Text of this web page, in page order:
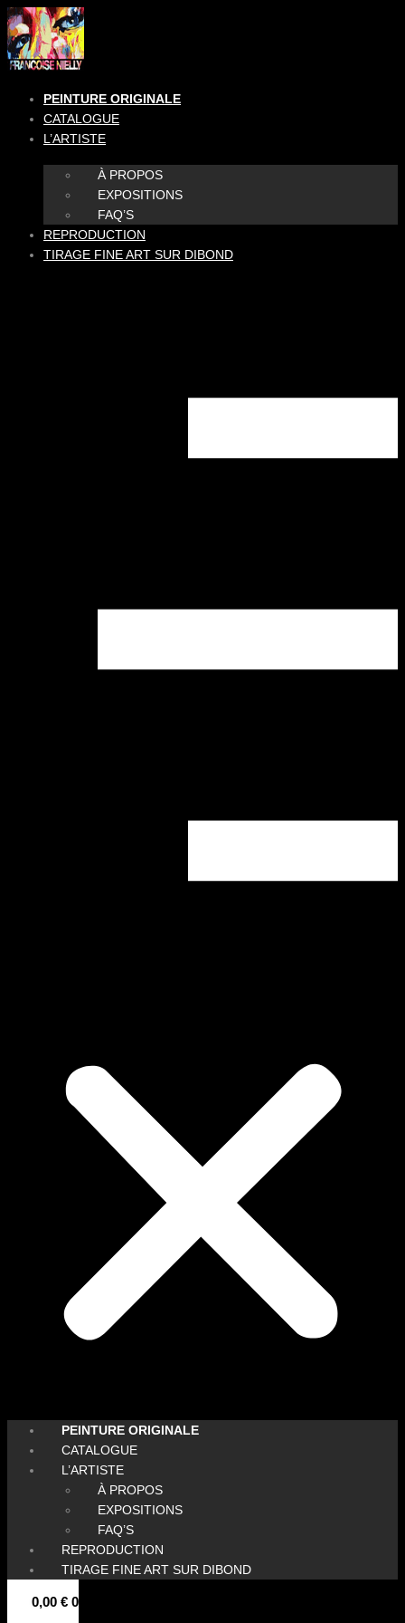
Aller
au
contenu
PEINTURE ORIGINALE
CATALOGUE
L’ARTISTE
À PROPOS
EXPOSITIONS
FAQ’S
REPRODUCTION
TIRAGE FINE ART SUR DIBOND
PEINTURE ORIGINALE
CATALOGUE
L’ARTISTE
À PROPOS
EXPOSITIONS
FAQ’S
REPRODUCTION
TIRAGE FINE ART SUR DIBOND
0,00 € 0